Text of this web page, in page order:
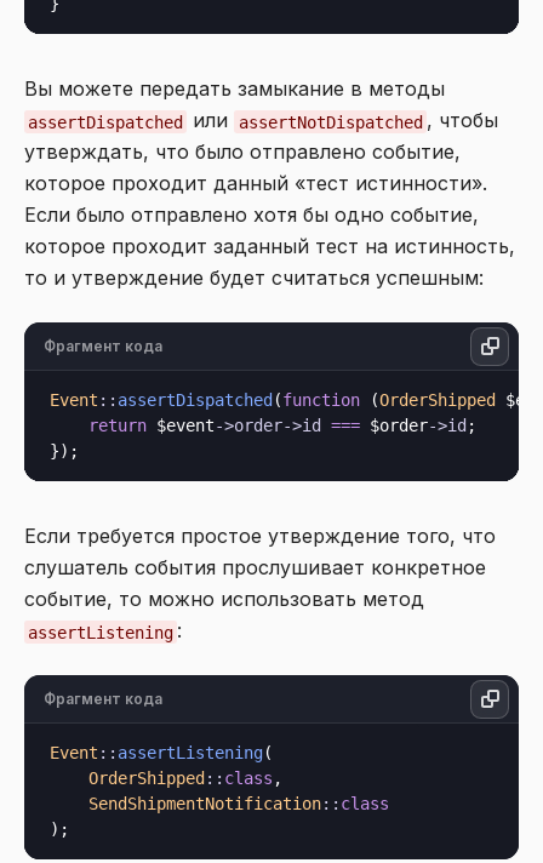
Вы можете передать замыкание в методы
assertDispatched или assertNotDispatched , чтобы
утверждать, что было отправлено событие,
которое проходит данный «тест истинности».
Если было отправлено хотя бы одно событие,
которое проходит заданный тест на истинность,
то и утверждение будет считаться успешным:
Фрагмент кода
Event :: assertDispatched (function (OrderShipped
return $event->order->id === $order->id ;
Если требуется простое утверждение того, что
слушатель события прослушивает конкретное
событие, то можно использовать метод
assertListening :
Фрагмент кода
Event :: assertListening(
OrderShipped :: class ,
SendShipmentNotification:: class